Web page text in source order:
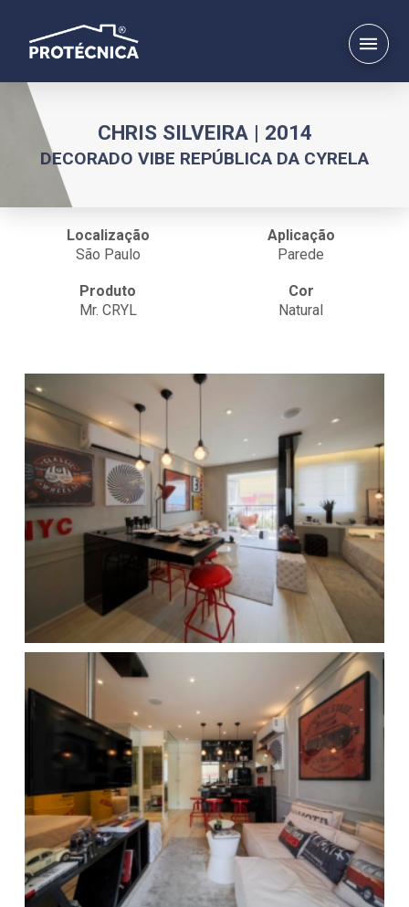
CHRIS SILVEIRA | 2014
DECORADO VIBE REPÚBLICA DA CYRELA
Localização
São Paulo
Aplicação
Parede
Produto
Mr. CRYL
Cor
Natural